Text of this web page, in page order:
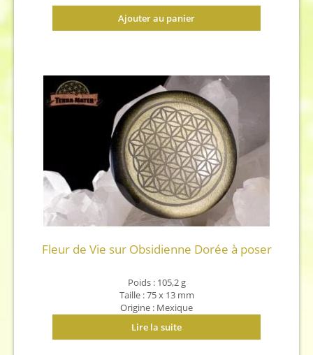
Ajouter au panier
Fleur de Vie sur Obsidienne Dorée à poser
Poids : 105,2 g
Taille : 75 x 13 mm
Origine : Mexique
Lire la suite